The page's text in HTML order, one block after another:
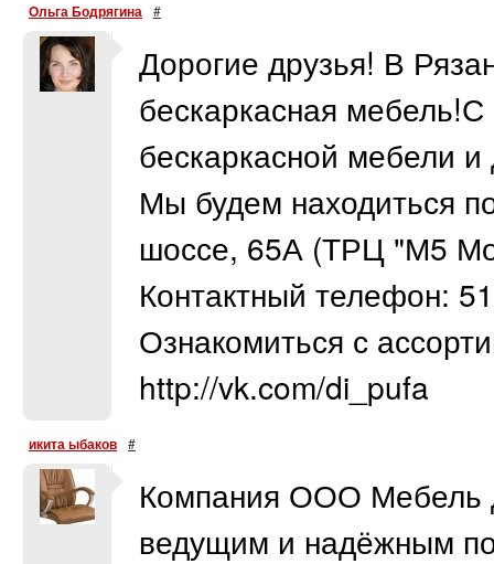
Ольга Бодрягина #
Дорогие друзья! В
бескаркасная мебель!С
бескаркасной мебели
Мы будем находиться
шоссе, 65А (ТРЦ "М5
Контактный телефон:
Ознакомиться с
http://vk.com/di_pufa
икита ыбаков #
Компания ООО Мебель
ведущим и надёжным